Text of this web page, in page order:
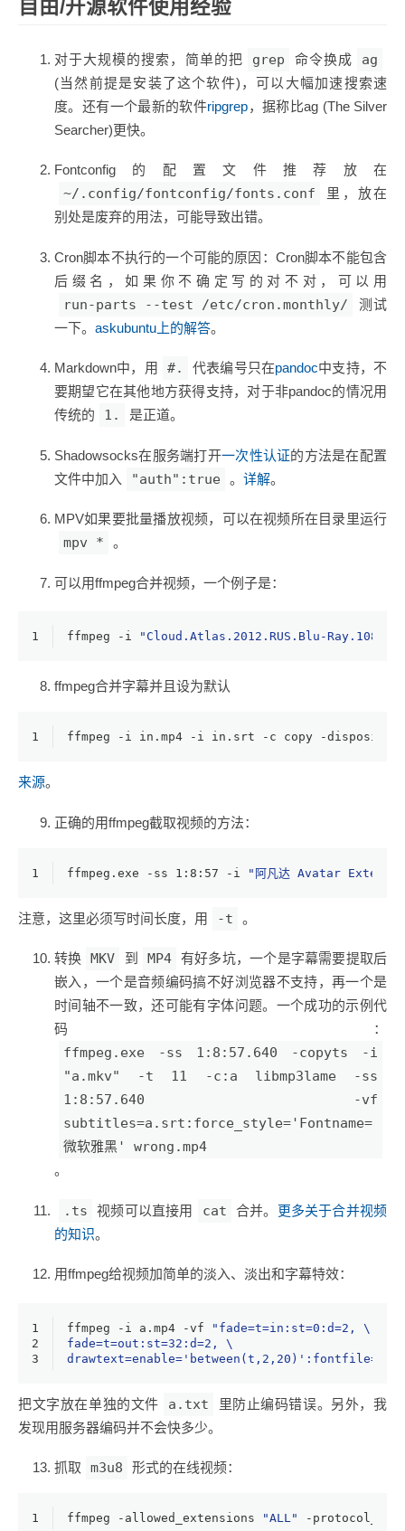
自由/开源软件使用经验
对于大规模的搜索，简单的把 grep 命令换成 ag
(当然前提是安装了这个软件)，可以大幅加速搜索速
度。还有一个最新的软件ripgrep，据称比ag (The Silver
Searcher)更快。
Fontconfig的配置文件推荐放在
~/.config/fontconfig/fonts.conf
里，放在
别处是废弃的用法，可能导致出错。
Cron脚本不执行的一个可能的原因：Cron脚本不能包含
后缀名，如果你不确定写的对不对，可以用
run-parts --test /etc/cron.monthly/
测试
一下。 askubuntu上的解答。
Markdown中，用 #. 代表编号只在pandoc中支持，不
要期望它在其他地方获得支持，对于非pandoc的情况用
传统的
1. 是正道。
Shadowsocks在服务端打开一次性认证的方法是在配置
文件中加入
"auth":true 。 详解。
MPV如果要批量播放视频，可以在视频所在目录里运行
mpv * 。
可以用ffmpeg合并视频，一个例子是：
1 ffmpeg -i "Cloud.Atlas.2012.RUS.Blu-
ffmpeg合并字幕并且设为默认
1 ffmpeg -i in.mp4 -i in.srt -c copy -
来源。
正确的用ffmpeg截取视频的方法：
1 ffmpeg.exe -ss 1:8:57 -i "阿凡达 Avatar
注意，这里必须写时间长度，用 -t 。
转换 MKV 到 MP4 有好多坑，一个是字幕需要提取后
嵌入，一个是音频编码搞不好浏览器不支持，再一个是
时间轴不一致，还可能有字体问题。一个成功的示例代
码：
ffmpeg.exe -ss 1:8:57.640 -copyts -i
"a.mkv" -t 11 -c:a libmp3lame -ss
1:8:57.640 -vf
subtitles=a.srt:force_style='Fontname=
微软雅黑' wrong.mp4
。
.ts 视频可以直接用 cat 合并。 更多关于合并视频
的知识。
用ffmpeg给视频加简单的淡入、淡出和字幕特效：
1
2
3
ffmpeg -i a.mp4 -vf
"fade=t=in:st=0:d=2, \
fade=t=out:st=32:d=2, \
把文字放在单独的文件 a.txt
里防止编码错误。另外，我
发现用服务器编码并不会快多少。
抓取 m3u8 形式的在线视频：
1 ffmpeg -allowed_extensions "ALL" -